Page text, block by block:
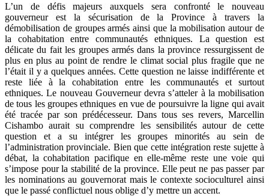
L’un de défis majeurs auxquels sera confronté le nouveau
gouverneur est la sécurisation de la Province à travers la
démobilisation de groupes armés ainsi que la mobilisation autour de
la cohabitation entre communautés ethniques. La question est
délicate du fait les groupes armés dans la province ressurgissent de
plus en plus au point de rendre le climat social plus fragile que ne
l’était il y a quelques années. Cette question ne laisse indifférente et
reste liée à la cohabitation entre les communautés et surtout
ethniques. Le nouveau Gouverneur devra s’atteler à la mobilisation
de tous les groupes ethniques en vue de poursuivre la ligne qui avait
été tracée par son prédécesseur. Dans tous ses revers, Marcellin
Cishambo aurait su comprendre les sensibilités autour de cette
question et a su intégrer les groupes minorités au sein de
l’administration provinciale. Bien que cette intégration reste sujette à
débat, la cohabitation pacifique en elle-même reste une voie qui
s’impose pour la stabilité de la province. Elle peut ne pas passer par
les nominations au gouvernorat mais le contexte socioculturel ainsi
que le passé conflictuel nous oblige d’y mettre un accent.